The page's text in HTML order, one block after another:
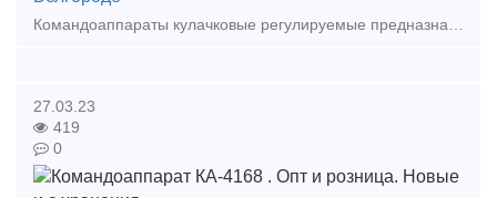
27.03.23
419
0